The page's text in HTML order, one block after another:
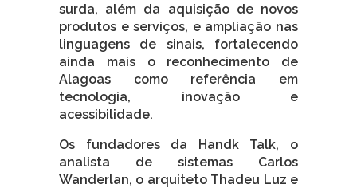
surda, além da aquisição de novos
produtos e serviços, e ampliação nas
linguagens de sinais, fortalecendo
ainda mais o reconhecimento de
Alagoas como referência em
tecnologia, inovação e
acessibilidade.
Os fundadores da Handk Talk, o
analista de sistemas Carlos
Wanderlan, o arquiteto Thadeu Luz e